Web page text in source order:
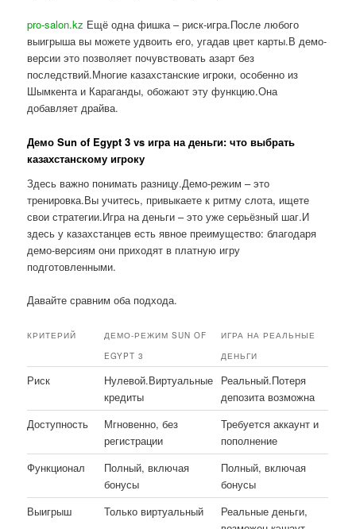
pro-salon.kz Ещё одна фишка – риск-игра.После любого
выигрыша вы можете удвоить его, угадав цвет карты.В демо-
версии это позволяет почувствовать азарт без
последствий.Многие казахстанские игроки, особенно из
Шымкента и Караганды, обожают эту функцию.Она
добавляет драйва.
Демо Sun of Egypt 3 vs игра на деньги: что выбрать
казахстанскому игроку
Здесь важно понимать разницу.Демо-режим – это
тренировка.Вы учитесь, привыкаете к ритму слота, ищете
свои стратегии.Игра на деньги – это уже серьёзный шаг.И
здесь у казахстанцев есть явное преимущество: благодаря
демо-версиям они приходят в платную игру
подготовленными.
Давайте сравним оба подхода.
КРИТЕРИЙ
ДЕМО-РЕЖИМ SUN OF
EGYPT 3
ИГРА НА РЕАЛЬНЫЕ
ДЕНЬГИ
Риск
Нулевой.Виртуальные
кредиты
Реальный.Потеря
депозита возможна
Доступность
Мгновенно, без
регистрации
Требуется аккаунт и
пополнение
Функционал
Полный, включая
бонусы
Полный, включая
бонусы
Выигрыш
Только виртуальный
Реальные деньги,